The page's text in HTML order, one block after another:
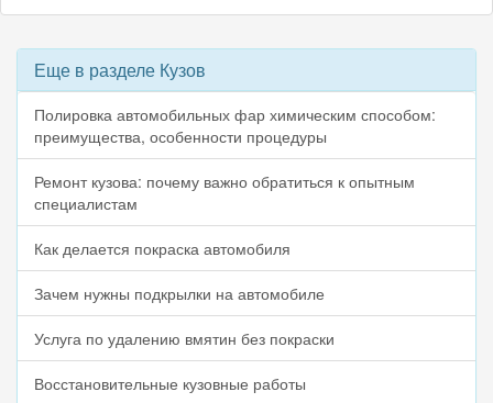
Еще в разделе Кузов
Полировка автомобильных фар химическим способом:
преимущества, особенности процедуры
Ремонт кузова: почему важно обратиться к опытным
специалистам
Как делается покраска автомобиля
Зачем нужны подкрылки на автомобиле
Услуга по удалению вмятин без покраски
Восстановительные кузовные работы